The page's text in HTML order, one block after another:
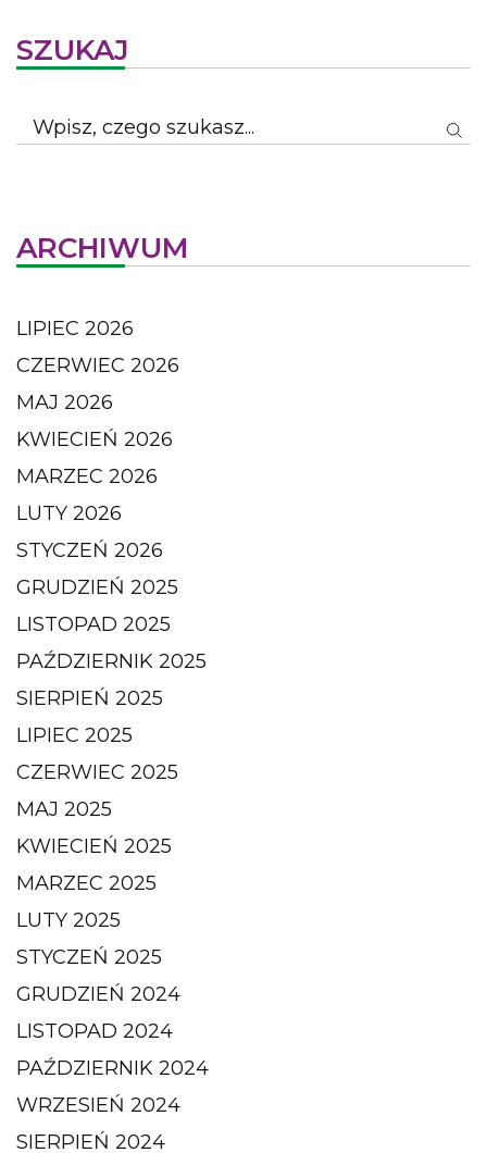
SZUKAJ
ARCHIWUM
LIPIEC 2026
CZERWIEC 2026
MAJ 2026
KWIECIEŃ 2026
MARZEC 2026
LUTY 2026
STYCZEŃ 2026
GRUDZIEŃ 2025
LISTOPAD 2025
PAŹDZIERNIK 2025
SIERPIEŃ 2025
LIPIEC 2025
CZERWIEC 2025
MAJ 2025
KWIECIEŃ 2025
MARZEC 2025
LUTY 2025
STYCZEŃ 2025
GRUDZIEŃ 2024
LISTOPAD 2024
PAŹDZIERNIK 2024
WRZESIEŃ 2024
SIERPIEŃ 2024